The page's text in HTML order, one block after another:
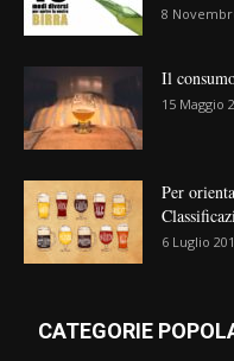
8
Il
15 Maggio
Per
6 Luglio
CATEGORIE